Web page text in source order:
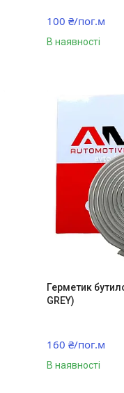
100 ₴/пог.м
В наявності
Герметик
GREY)
160 ₴/пог.м
В наявності